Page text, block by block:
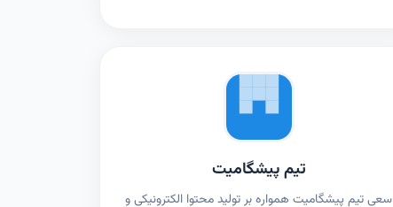
تیم پیشگامیت
سعی تیم پیشگامیت همواره بر تولید محتوا الکترونیکی و